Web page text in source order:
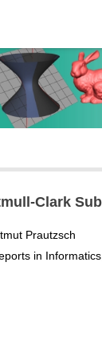
Clark
Prautzsch
in